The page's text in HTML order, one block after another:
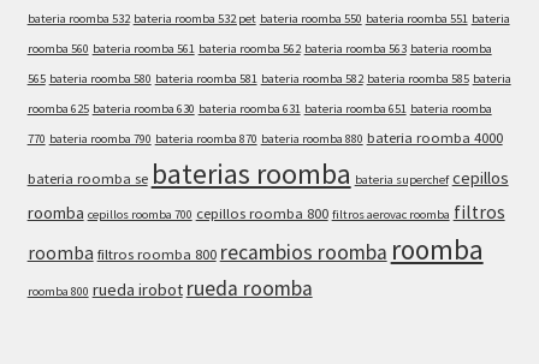
bateria roomba 532 bateria roomba 532 pet bateria roomba 550 bateria roomba 551 bateria
roomba 560 bateria roomba 561 bateria roomba 562 bateria roomba 563 bateria roomba
565 bateria roomba 580 bateria roomba 581 bateria roomba 582 bateria roomba 585 bateria
roomba 625 bateria roomba 630 bateria roomba 631 bateria roomba 651 bateria roomba
770 bateria roomba 790 bateria roomba 870 bateria roomba 880 bateria roomba 4000
bateria roomba se baterias roomba bateria superchef cepillos
roomba cepillos roomba 700 cepillos roomba 800 filtros aerovac roomba filtros
roomba filtros roomba 800 recambios roomba roomba
roomba 800 rueda irobot rueda roomba